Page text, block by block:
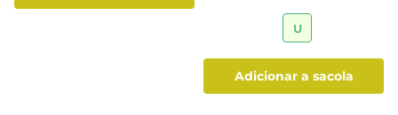
U
adicionar a sacola